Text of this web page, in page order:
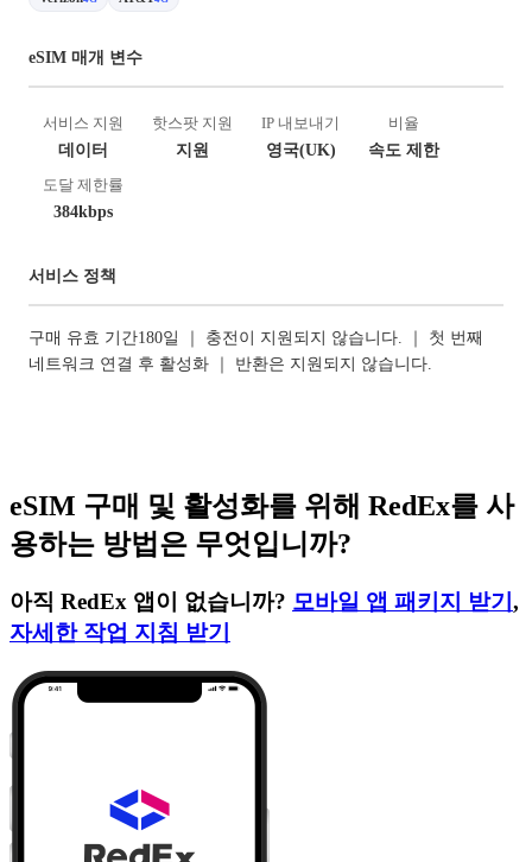
eSIM 매개 변수
서비스 지원
데이터
핫스팟 지원
지원
IP 내보내기
영국(UK)
비율
속도 제한
도달 제한률
384kbps
서비스 정책
구매 유효 기간180일 ｜ 충전이 지원되지 않습니다. ｜ 첫 번째
네트워크 연결 후 활성화 ｜ 반환은 지원되지 않습니다.
eSIM 구매 및 활성화를 위해 RedEx를 사
용하는 방법은 무엇입니까?
아직 RedEx 앱이 없습니까? 모바일 앱 패키지 받기 ,
자세한 작업 지침 받기